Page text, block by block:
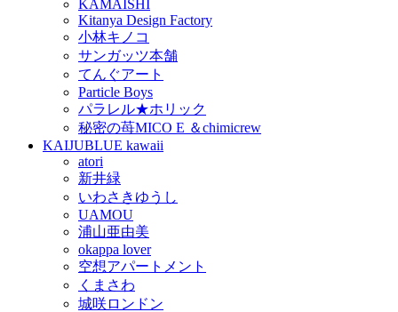
KAMAISHI
Kitanya Design Factory
小林キノコ
サンガッツ本舗
てんぐアート
Particle Boys
パラレル★ホリック
秘密の苺MICO E ＆chimicrew
KAIJUBLUE kawaii
atori
新井緑
いわさきゆうし
UAMOU
浦山亜由美
okappa lover
空想アパートメント
くまさわ
城咲ロンドン